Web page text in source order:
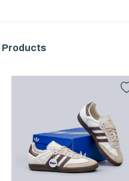
Products